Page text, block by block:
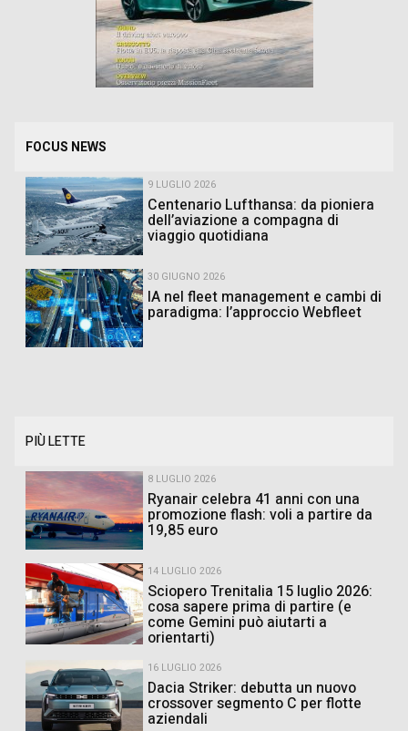
FOCUS NEWS
9 LUGLIO 2026
Centenario Lufthansa: da pioniera
dell’aviazione a compagna di
viaggio quotidiana
30 GIUGNO 2026
IA nel fleet management e cambi di
paradigma: l’approccio Webfleet
PIÙ LETTE
8 LUGLIO 2026
Ryanair celebra 41 anni con una
promozione flash: voli a partire da
19,85 euro
14 LUGLIO 2026
Sciopero Trenitalia 15 luglio 2026:
cosa sapere prima di partire (e
come Gemini può aiutarti a
orientarti)
16 LUGLIO 2026
Dacia Striker: debutta un nuovo
crossover segmento C per flotte
aziendali